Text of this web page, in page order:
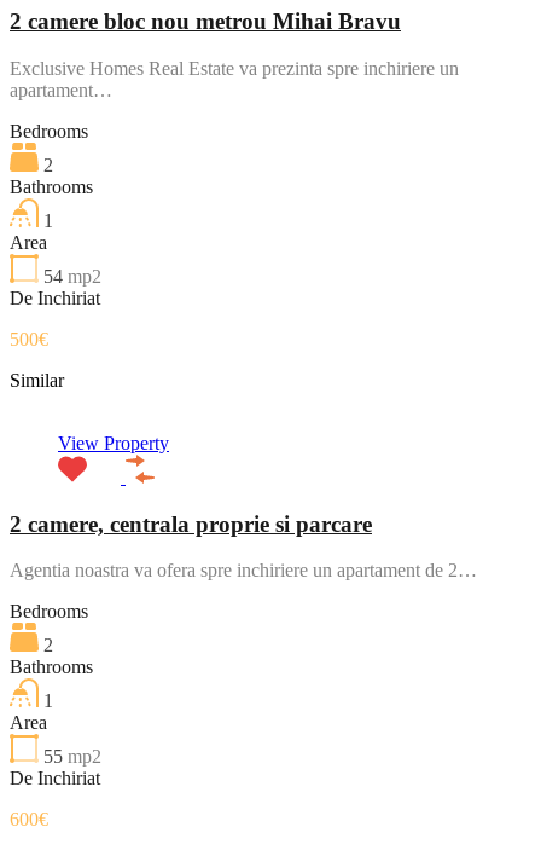
2 camere bloc nou metrou Mihai Bravu
Exclusive Homes Real Estate va prezinta spre inchiriere un
apartament…
Bedrooms
2
Bathrooms
1
Area
54 mp2
De Inchiriat
500€
Similar
View Property
2 camere, centrala proprie si parcare
Agentia noastra va ofera spre inchiriere un apartament de 2…
Bedrooms
2
Bathrooms
1
Area
55 mp2
De Inchiriat
600€